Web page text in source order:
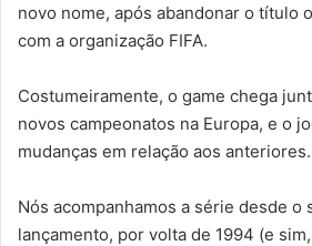
novo nome, após abandonar o título
com a organização FIFA.
Costumeiramente, o game chega
novos campeonatos na Europa, e o
mudanças em relação aos anteriores.
Nós acompanhamos a série desde o
lançamento, por volta de 1994 (e